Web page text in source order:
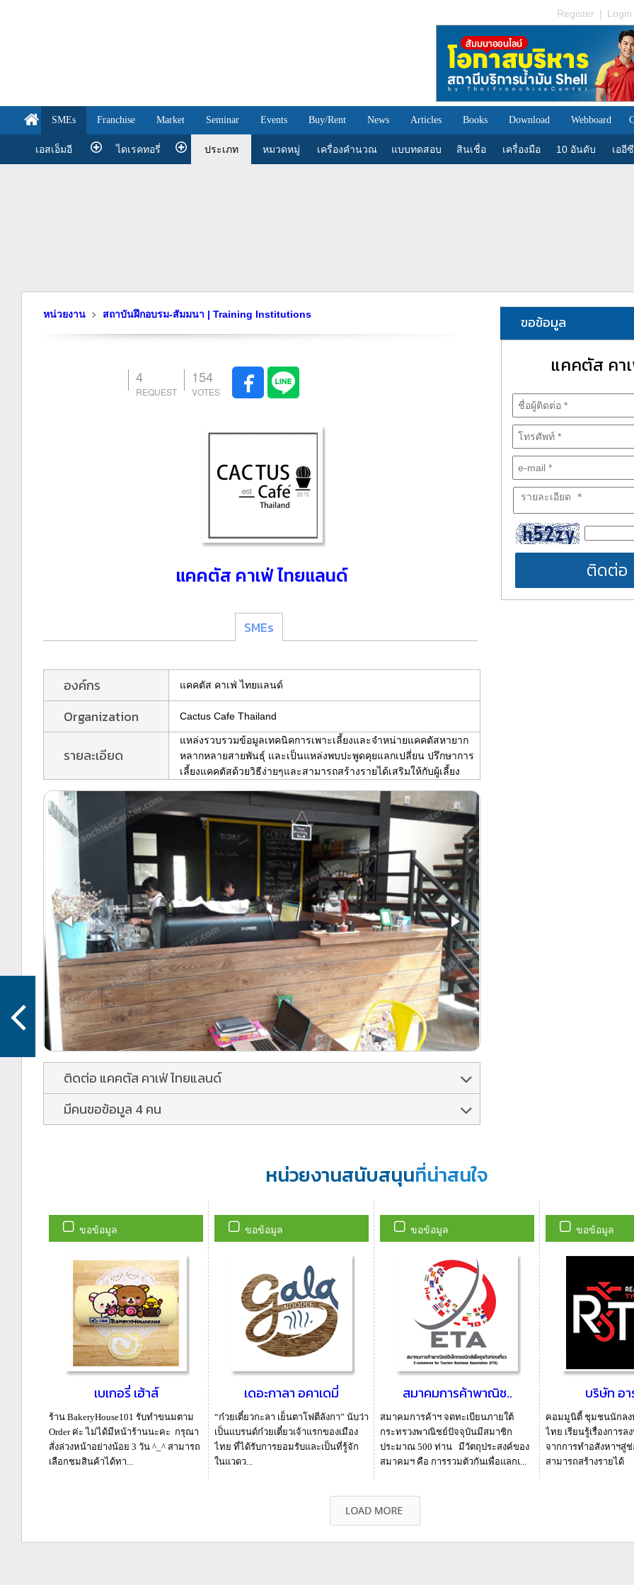
Register | Login
SMEs Franchise Market Seminar Events Buy/Rent News Articles Books Download Webboard
เอสเอ็มอี ไดเรคทอรี่ ประเภท หมวดหมู่ เครื่องคำนวณ แบบทดสอบ สินเชื่อ เครื่องมือ 10 อันดับ เออีซี
หน่วยงาน สถาบันฝึกอบรม-สัมมนา | Training Institutions
4 154
แคคตัส คาเฟ่ ไทยแลนด์
SMEs
องค์กร แคคตัส คาเฟ่ ไทยแลนด์
Organization Cactus Cafe Thailand
รายละเอียด
แหล่งรวบรวมข้อมูลเทคนิคการเพาะเลี้ยงและจำหน่ายแคคตัสหายาก
หลากหลายสายพันธุ์ และเป็นแหล่งพบปะพูดคุยแลกเปลี่ยน ปรึกษาการ
เลี้ยงแคคตัสด้วยวิธีง่ายๆและสามารถสร้างรายได้เสริมให้กับผู้เลี้ยง
ติดต่อ แคคตัส คาเฟ่ ไทยแลนด์
มีคนขอข้อมูล 4 คน
ขอข้อมูล
แคคตัส คา
ติดต่อ
หน่วยงานสนับสนุนที่น่าสนใจ
ขอข้อมูล
เบเกอรี่ เฮ้าส์
ร้าน BakeryHouse101 รับทำขนมตาม
Order ค่ะ ไม่ได้มีหน้าร้านนะคะ กรุณา
สั่งล่วงหน้าอย่างน้อย 3 วัน ^_^ สามารถ
เลือกชมสินค้าได้ทา...
ขอข้อมูล
เดอะกาลา อคาเดมี่
“ก๋วยเตี๋ยวกะลา เย็นตาโฟตีลังกา” นับว่า
เป็นแบรนด์ก๋วยเตี๋ยวเจ้าแรกของเมือง
ไทย ที่ได้รับการยอมรับและเป็นที่รู้จัก
ในแวดว...
ขอข้อมูล
สมาคมการค้าพาณิช..
สมาคมการค้าฯ จดทะเบียนภายใต้
กระทรวงพาณิชย์ปัจจุบันมีสมาชิก
ประมาณ 500 ท่าน มีวัตถุประสงค์ของ
สมาคมฯ คือ การรวมตัวกันเพื่อแลกเ...
ขอข้อมูล
บริษัท อา
คอมมูนิตี้ ชุมชนนักลง
ไทย เรียนรู้เรื่องการ
จากการทำอสังหาฯสู่ช่
สามารถสร้างรายได้